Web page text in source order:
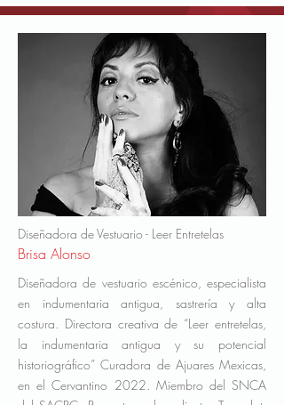
Diseñadora de Vestuario - Leer Entretelas
Brisa Alonso
Diseñadora de vestuario escénico, especialista
en indumentaria antigua, sastrería y alta
costura. Directora creativa de “Leer entretelas,
la indumentaria antigua y su potencial
historiográfico” Curadora de Ajuares Mexicas,
en el Cervantino 2022. Miembro del SNCA